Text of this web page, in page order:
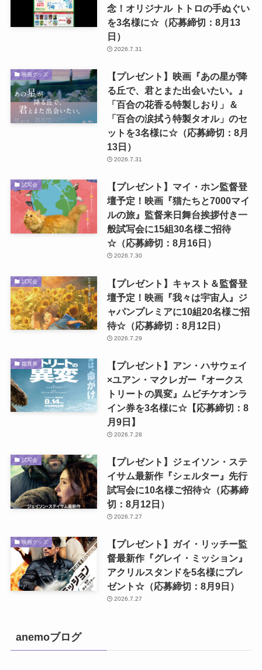
念！オリジナル トトロの手ぬぐい
を3名様に☆（応募締切：8月13
日）
2026.7.31
映画グッズ
【プレゼント】映画『あの星が降
る丘で、君とまた出会いたい。』
「百合の花香る特製しおり」＆
「百合の涙拭う特製タオル」のセ
ットを3名様に☆（応募締切：8月
13日）
2026.7.31
試写会
【プレゼント】マイ・ホン監督登
壇予定！映画『猫たちと7000マイ
ルの旅』監督来日舞台挨拶付き一
般試写会に15組30名様ご招待
☆（応募締切：8月16日）
2026.7.30
試写会
【プレゼント】キャスト＆監督登
壇予定！映画『我々は宇宙人』ジ
ャパンプレミアに10組20名様ご招
待☆（応募締切：8月12日）
2026.7.29
鑑賞券
【プレゼント】アン・ハサウェイ
×ユアン・マクレガー『オークス
トリートの異変』ムビチケオンラ
イン券を3名様に☆【応募締切：8
月9日】
2026.7.28
試写会
【プレゼント】ジェイソン・ステ
イサム最新作『シェルター』先行
試写会に10名様ご招待☆（応募締
切：8月12日）
2026.7.27
映画グッズ
【プレゼント】ガイ・リッチー監
督最新作『グレイ・ミッション』
アクリルスタンドを5名様にプレ
ゼント☆（応募締切：8月9日）
2026.7.27
anemoブログ